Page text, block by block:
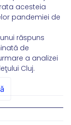
acesteia
pandemiei de
răspuns
de
a analizei
Cluj.